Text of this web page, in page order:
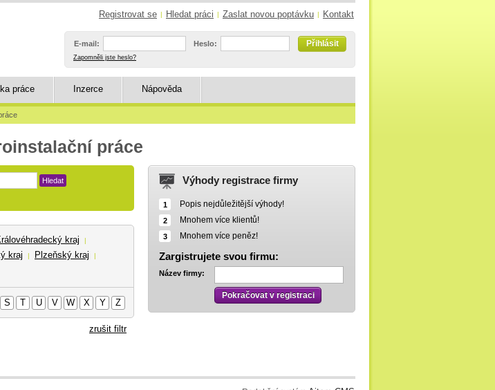
Registrovat se | Hledat práci | Zaslat novou poptávku | Kontakt
E-mail: Heslo:
Zapomněli jste heslo?
Přihlásit
práce Inzerce Nápověda
práce
Hledat
kraj |
kraj | Plzeňský kraj |
S T U V W X Y Z
zrušit filtr
Výhody registrace firmy
1 Popis nejdůležitější výhody!
2 Mnohem více klientů!
3 Mnohem více peněz!
Zargistrujete svou firmu:
Název firmy:
Pokračovat v registraci